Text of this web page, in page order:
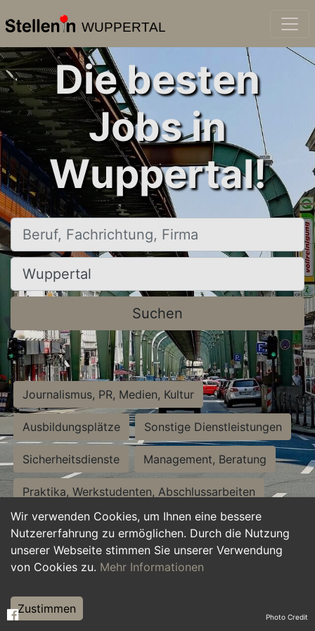
WUPPERTAL
Wir verwenden Cookies, um Ihnen eine bessere
Nutzererfahrung zu ermöglichen. Durch die Nutzung
unserer Webseite stimmen Sie unserer Verwendung
von Cookies zu. Mehr Informationen
Zustimmen
Die besten
Jobs in
Wuppertal!
Beruf, Fachrichtung, Firma
Ort, Stadt
Suchen
Journalismus, PR, Medien, Kultur
Ausbildungsplätze Sonstige Dienstleistungen
Sicherheitsdienste Management, Beratung
Praktika, Werkstudenten, Abschlussarbeiten
Personalwesen Assistenz, Sekretariat
Hilfskräfte, Aushilfs- und Nebenjobs
Weiterbildung, Studium, duale Ausbildung Photo Credit